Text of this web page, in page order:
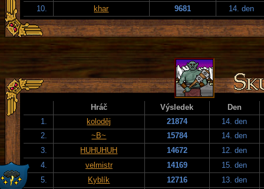
10.
khar 9681 14. den
Hráč Výsledek
Den
1.
koloděj 21874
14. den
2.
~B~ 15784
14. den
3.
HUHUHUH 14672
12. den
4.
velmistr 14169
15. den
5.
Kyblík 12716
13. den